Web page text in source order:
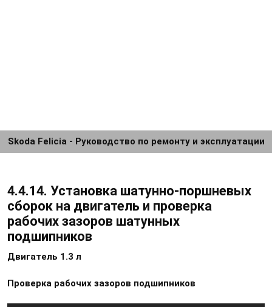
Skoda Felicia - Руководство по ремонту и эксплуатации
4.4.14. Установка шатунно-поршневых
сборок на двигатель и проверка
рабочих зазоров шатунных
подшипников
Двигатель 1.3 л
Проверка рабочих зазоров подшипников